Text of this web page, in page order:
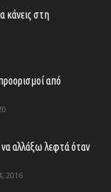
κάνεις στη
από
αλλάξω λεφτά όταν
2016